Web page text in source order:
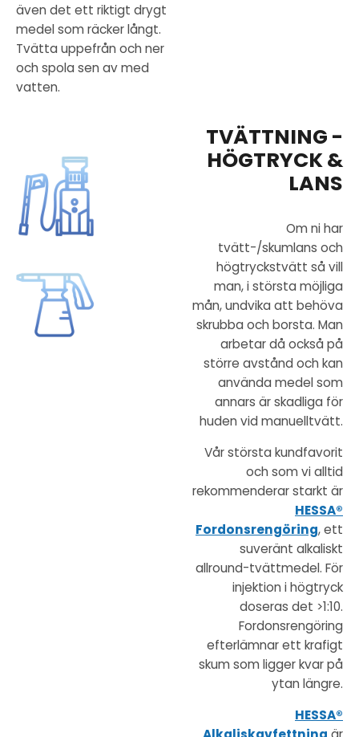
även det ett riktigt drygt
medel som räcker långt.
Tvätta uppefrån och ner
och spola sen av med
vatten.
TVÄTTNING -
HÖGTRYCK &
LANS
Om ni har
tvätt-/skumlans och
högtryckstvätt så vill
man, i största möjliga
mån, undvika att behöva
skrubba och borsta. Man
arbetar då också på
större avstånd och kan
använda medel som
annars är skadliga för
huden vid manuelltvätt.
Vår största kundfavorit
och som vi alltid
rekommenderar starkt är
HESSA®
Fordonsrengöring, ett
suveränt alkaliskt
allround-tvättmedel. För
injektion i högtryck
doseras det >1:10.
Fordonsrengöring
efterlämnar ett krafigt
skum som ligger kvar på
ytan längre.
HESSA®